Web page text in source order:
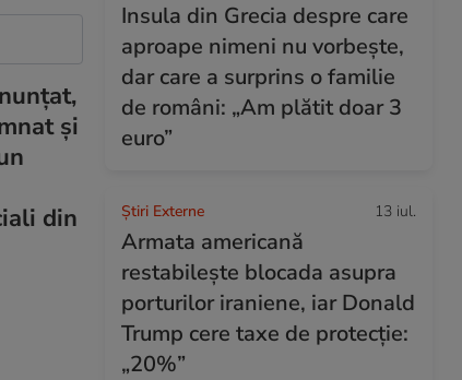
şi
din
Insula din Grecia despre care
aproape nimeni nu vorbește,
dar care a surprins o familie
de români: „Am plătit doar 3
euro”
Știri Externe 13 iul.
Armata americană
restabilește blocada asupra
porturilor iraniene, iar Donald
Trump cere taxe de protecție:
„20%”